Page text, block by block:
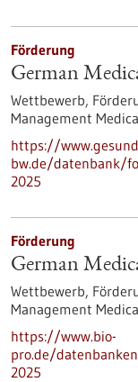
Förderung
German
Wettbewerb,
Management
https://
bw.de/datenbank/
2025
Förderung
German
Wettbewerb,
Management
https://www.bio-
pro.de/
2025